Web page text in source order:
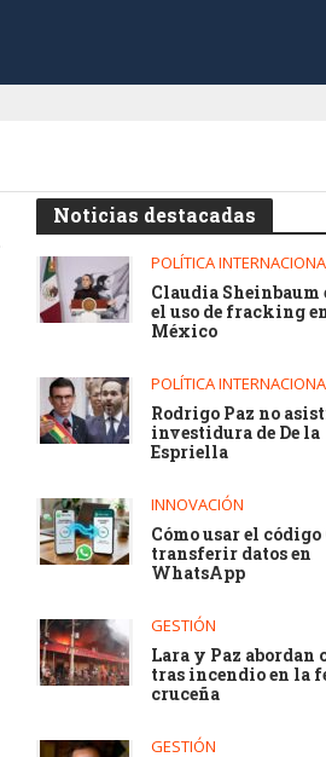
Noticias destacadas
POLÍTICA
Claudia Sheinbaum
el uso de fracking
México
POLÍTICA
Rodrigo Paz no
investidura de De la
Espriella
INNOVACIÓN
Cómo usar el código
transferir datos en
WhatsApp
GESTIÓN
Lara y Paz abordan
tras incendio en la
cruceña
GESTIÓN